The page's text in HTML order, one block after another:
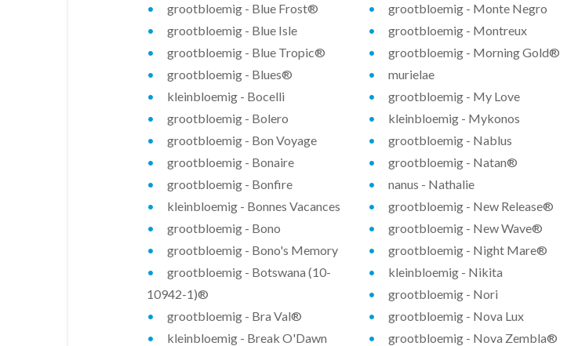
grootbloemig - Blue Frost®
grootbloemig - Blue Isle
grootbloemig - Blue Tropic®
grootbloemig - Blues®
kleinbloemig - Bocelli
grootbloemig - Bolero
grootbloemig - Bon Voyage
grootbloemig - Bonaire
grootbloemig - Bonfire
kleinbloemig - Bonnes Vacances
grootbloemig - Bono
grootbloemig - Bono's Memory
grootbloemig - Botswana (10-
10942-1)®
grootbloemig - Bra Val®
kleinbloemig - Break O'Dawn
grootbloemig - Monte Negro
grootbloemig - Montreux
grootbloemig - Morning Gold®
murielae
grootbloemig - My Love
kleinbloemig - Mykonos
grootbloemig - Nablus
grootbloemig - Natan®
nanus - Nathalie
grootbloemig - New Release®
grootbloemig - New Wave®
grootbloemig - Night Mare®
kleinbloemig - Nikita
grootbloemig - Nori
grootbloemig - Nova Lux
grootbloemig - Nova Zembla®